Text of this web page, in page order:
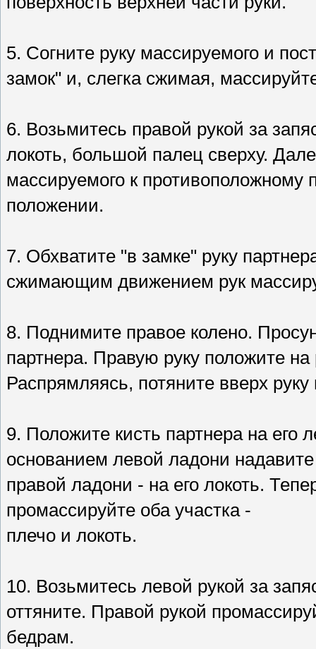
5. Согните руку массируемого и
замок" и, слегка сжимая,
6. Возьмитесь правой рукой за
локоть, большой палец сверху.
массируемого к противоположному
положении.
7. Обхватите "в замке" руку
сжимающим движением рук
8. Поднимите правое колено.
партнера. Правую руку положите на
Распрямляясь, потяните вверх
9. Положите кисть партнера на его
основанием левой ладони
правой ладони - на его локоть.
промассируйте оба участка -
плечо и локоть.
10. Возьмитесь левой рукой за
оттяните. Правой рукой
бедрам.